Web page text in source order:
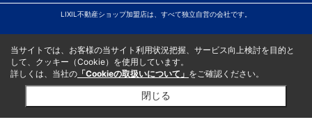
LIXIL不動産ショップ加盟店は、すべて独立自営の会社です。
当サイトでは、お客様の当サイト利用状況把握、サービス向上検討を目的と
して、クッキー（Cookie）を使用しています。
詳しくは、当社の 「Cookieの取扱いについて」 をご確認ください。
閉じる